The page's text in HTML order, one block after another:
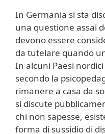
In Germania si sta
una questione assai
devono essere
da tutelare quando
In alcuni Paesi
secondo la
rimanere a casa da
si discute
chi non sapesse,
forma di sussidio di